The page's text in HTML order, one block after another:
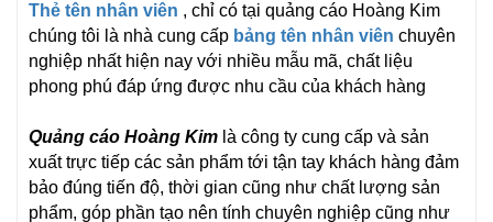
Thẻ tên nhân viên , chỉ có tại quảng cáo Hoàng Kim
chúng tôi là nhà cung cấp bảng tên nhân viên chuyên
nghiệp nhất hiện nay với nhiều mẫu mã, chất liệu
phong phú đáp ứng được nhu cầu của khách hàng
Quảng cáo Hoàng Kim là công ty cung cấp và sản
xuất trực tiếp các sản phẩm tới tận tay khách hàng đảm
bảo đúng tiến độ, thời gian cũng như chất lượng sản
phẩm, góp phần tạo nên tính chuyên nghiệp cũng như